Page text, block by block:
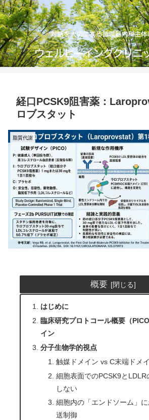
経口PCSK9阻害薬：
ロブスタット
脂質代謝
概要
はじめに
臨床研究プロトコール概要（
イン
分子生物学的視点
触媒ドメイン vs C末端ドメ
細胞表面でのPCSK9とLDLR
しない
細胞内の「エンドソーム」
送制御